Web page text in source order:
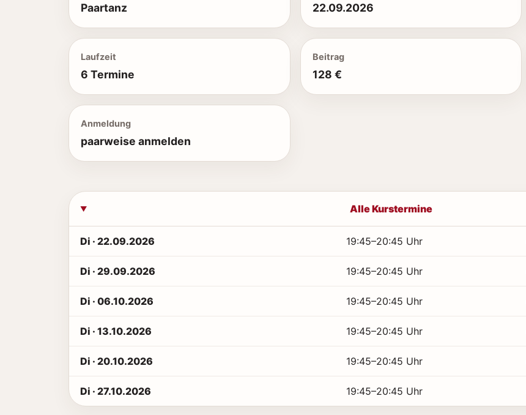
Paartanz 22.09.2026
Laufzeit
6 Termine
Beitrag
128 €
Anmeldung
paarweise anmelden
Alle Kurstermine
Di · 22.09.2026 19:45–20:45 Uhr
Di · 29.09.2026 19:45–20:45 Uhr
Di · 06.10.2026 19:45–20:45 Uhr
Di · 13.10.2026 19:45–20:45 Uhr
Di · 20.10.2026 19:45–20:45 Uhr
Di · 27.10.2026 19:45–20:45 Uhr